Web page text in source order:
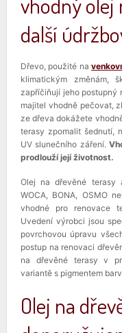
další
Dřevo, použité na
klimatickým změnám,
zapříčiňují jeho postupný
majitel vhodně pečovat,
ze dřeva dokážete
terasy zpomalit šednutí,
UV slunečního záření.
prodlouží její životnost.
Olej na dřevěné terasy
WOCA, BONA, OSMO
vhodné pro renovace
Uvedení výrobci jsou
povrchovou úpravu
postup na renovaci
na dřevěné terasy v
variantě s pigmentem
Olej na